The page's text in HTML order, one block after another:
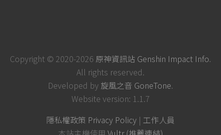
Copyright © 2020-2026 原神資訊站 Genshin Impact Info.
All rights reserved.
Developed by 旋風之音 GoneTone.
Website version: 1.1.7
隱私權政策 Privacy Policy | 工作人員